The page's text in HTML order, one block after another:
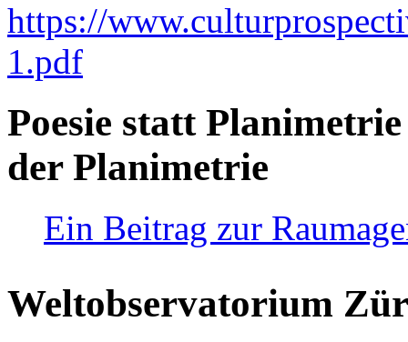
https://
1.pdf
Poesie statt
der Planimetrie
Ein Beitrag zur
Weltobservatorium